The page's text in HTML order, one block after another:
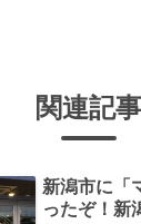
関連記事
新潟市に「
ったぞ！新